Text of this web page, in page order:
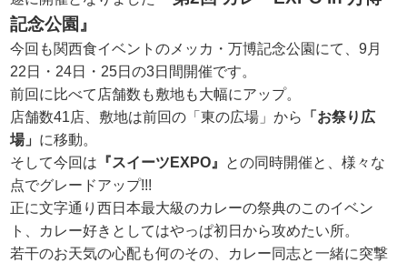
記念公園』
今回も関西食イベントのメッカ・万博記念公園にて、9月
22日・24日・25日の3日間開催です。
前回に比べて店舗数も敷地も大幅にアップ。
店舗数41店、敷地は前回の「東の広場」から
「お祭り広
場」 に移動。
そして今回は 『スイーツEXPO』
との同時開催と、様々な
点でグレードアップ!!!
正に文字通り西日本最大級のカレーの祭典のこのイベン
ト、カレー好きとしてはやっぱ初日から攻めたい所。
若干のお天気の心配も何のその、カレー同志と一緒に突撃